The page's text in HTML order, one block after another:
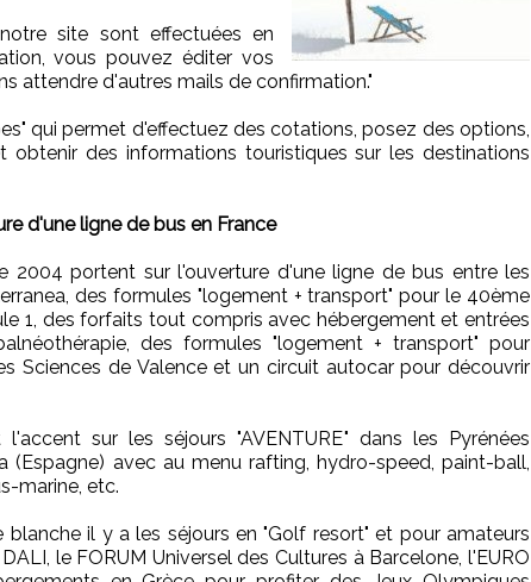
site sont effectuées en
vous pouvez éditer vos
attendre d'autres mails de confirmation."
qui permet d'effectuez des cotations, posez des options,
des informations touristiques sur les destinations
d'une ligne de bus en France
2004 portent sur l'ouverture d'une ligne de bus entre les
des formules "logement + transport" pour le 40ème
1, des forfaits tout compris avec hébergement et entrées
des formules "logement + transport" pour
Sciences de Valence et un circuit autocar pour découvrir
sur les séjours "AVENTURE" dans les Pyrénées
(Espagne) avec au menu rafting, hydro-speed, paint-ball,
marine, etc.
il y a les séjours en "Golf resort" et pour amateurs
le FORUM Universel des Cultures à Barcelone, l'EURO